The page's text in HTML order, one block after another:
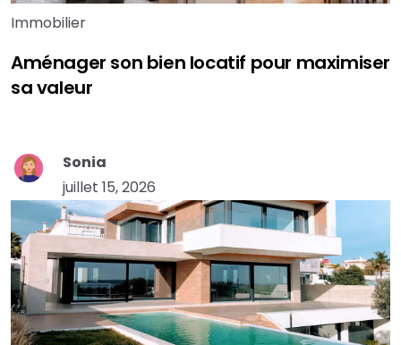
Immobilier
Aménager son bien locatif pour maximiser
sa valeur
Sonia
juillet 15, 2026